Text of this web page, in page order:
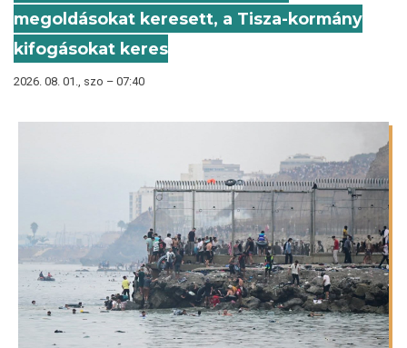
megoldásokat keresett, a Tisza-kormány
kifogásokat keres
2026. 08. 01., szo – 07:40